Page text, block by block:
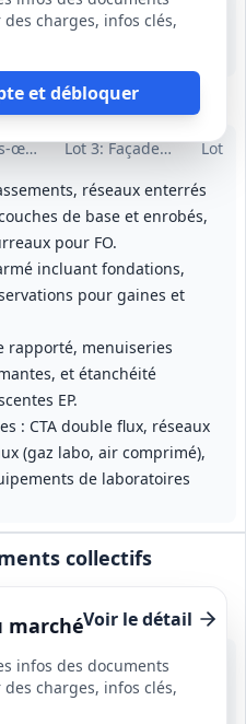
charges, infos clés,
et débloquer
œuvre Lot3: Façades (bardage)
Lot
réseaux enterrés
de base et enrobés,
pour FO.
incluant fondations,
pour gaines et
rapporté, menuiseries
et étanchéité
EP.
: CTA double flux, réseaux
(gaz labo, air comprimé),
de laboratoires
30 jours)
sociale Visite
marché
infos des documents
charges, infos clés,
collectifs
Voir le détail